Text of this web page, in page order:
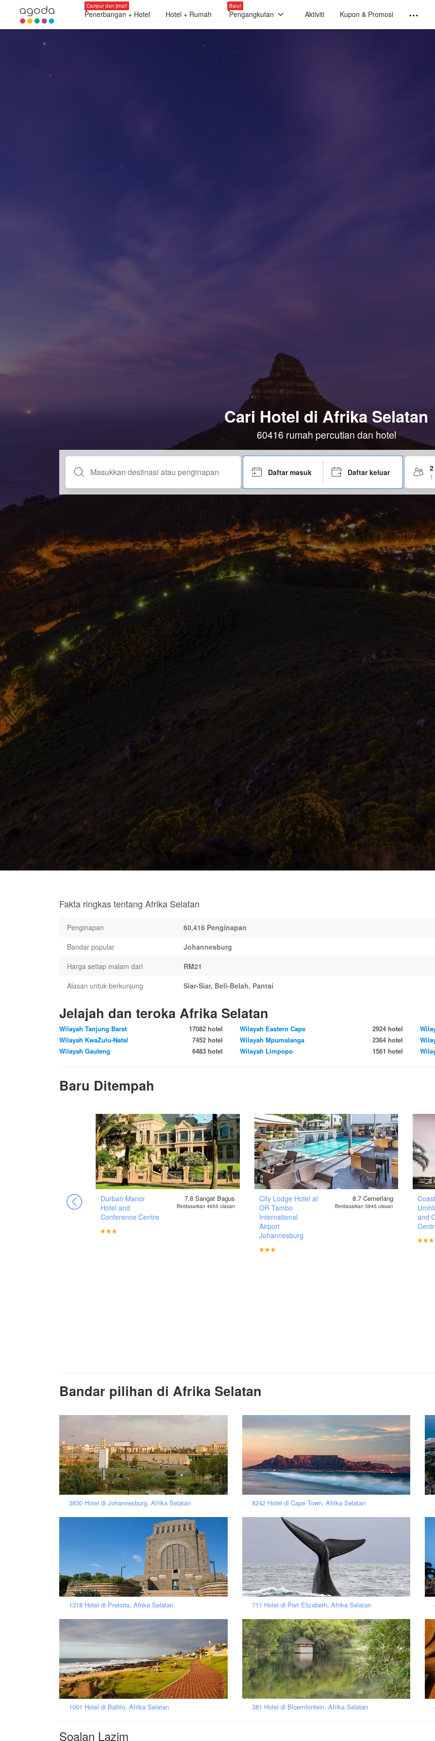
Campur dan jimat!
Penerbangan + Hotel Hotel + Rumah
Baru!
Pengangkutan Aktiviti Kupon & Promosi
Cari Hotel di Afrika Selatan
60416 rumah percutian dan hotel
Daftar masuk Daftar keluar
Fakta ringkas tentang Afrika Selatan
Penginapan
60,416 Penginapan
Bandar popular
Johannesburg
Harga setiap malam dari
RM21
Alasan untuk berkunjung
Siar-Siar, Beli-Belah, Pantai
Jelajah dan teroka Afrika Selatan
Wilayah Tanjung Barat
17082 hotel
Wilayah KwaZulu-Natal
7452 hotel
Wilayah Gauteng
6483 hotel
Wilayah Eastern Cape
2924 hotel
Wilayah Mpumalanga
2364 hotel
Wilayah Limpopo
1561 hotel
Baru Ditempah
Durban Manor
Hotel and
Conference Centre
7.8 Sangat Bagus
Berdasarkan 4655 ulasan
City Lodge Hotel at
OR Tambo
International
Airport
Johannesburg
8.7 Cemerlang
Berdasarkan 5945 ulasan
and
Cemerlang
Berdasarkan 997 ulasan
Bandar pilihan di Afrika Selatan
3830 Hotel di Johannesburg, Afrika Selatan 8242 Hotel di Cape Town, Afrika Selatan
1318 Hotel di Pretoria, Afrika Selatan 711 Hotel di Port Elizabeth, Afrika Selatan
1001 Hotel di Ballito, Afrika Selatan 381 Hotel di Bloemfontein, Afrika Selatan
Soalan Lazim